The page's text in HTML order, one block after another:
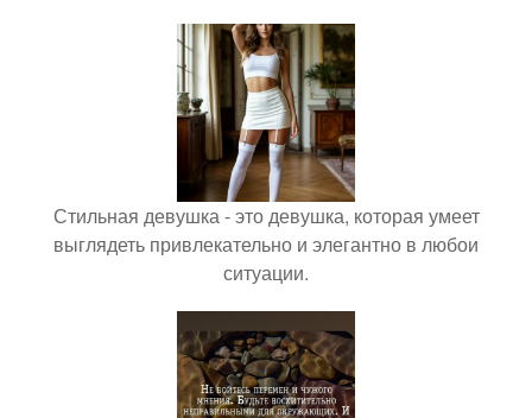
Стильная девушка - это девушка, которая умеет
выглядеть привлекательно и элегантно в любои
ситуации.